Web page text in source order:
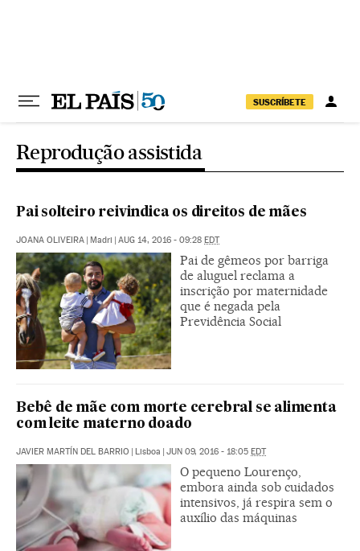
SUSCRÍBETE
Reprodução assistida
Pai solteiro reivindica os direitos de mães
JOANA OLIVEIRA | Madri | AUG 14, 2016 - 09:28 EDT
Pai de gêmeos por barriga
de aluguel reclama a
inscrição por maternidade
que é negada pela
Previdência Social
Bebê de mãe com morte cerebral se alimenta
com leite materno doado
JAVIER MARTÍN DEL BARRIO | Lisboa | JUN 09, 2016 - 18:05 EDT
O pequeno Lourenço,
embora ainda sob cuidados
intensivos, já respira sem o
auxílio das máquinas